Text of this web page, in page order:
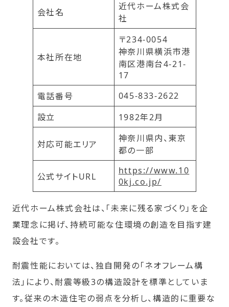
会社名
近代ホーム株式会
社
本社所在地
〒234-0054
神奈川県横浜市港
南区港南台4-21-
17
電話番号
045-833-2622
設立
1982年2月
対応可能エリア
神奈川県内、東京
都の一部
公式サイトURL
https://www.10
0kj.co.jp/
近代ホーム株式会社は、「未来に残る家づくり」を企
業理念に掲げ、持続可能な住環境の創造を目指す建
設会社です。
耐震性能においては、独自開発の「ネオフレーム構
法」により、耐震等級3の構造設計を標準としていま
す。従来の木造住宅の弱点を分析し、構造的に重要な